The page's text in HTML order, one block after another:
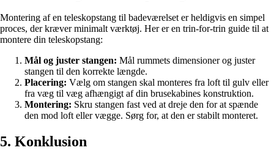
Montering af en teleskopstang til badeværelset er heldigvis en simpel
proces, der kræver minimalt værktøj. Her er en trin-for-trin guide til at
montere din teleskopstang:
Mål og juster stangen: Mål rummets dimensioner og juster
stangen til den korrekte længde.
Placering: Vælg om stangen skal monteres fra loft til gulv eller
fra væg til væg afhængigt af din brusekabines konstruktion.
Montering: Skru stangen fast ved at dreje den for at spænde
den mod loft eller vægge. Sørg for, at den er stabilt monteret.
5. Konklusion